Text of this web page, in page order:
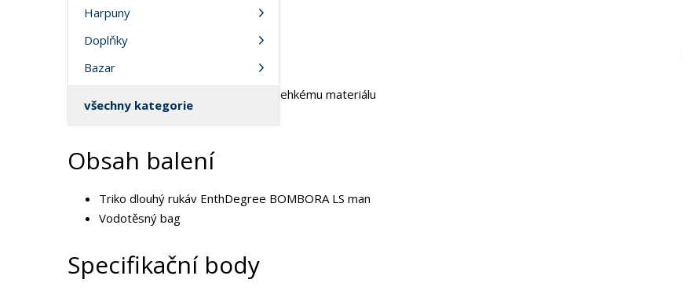
Harpuny
Doplňky
Bazar
všechny kategorie
Detailní popis
Jemná vnitřní podšívka
Vysoká tepelná izolace navzdory lehkému materiálu
UV 50+
Obsah balení
Triko dlouhý rukáv EnthDegree BOMBORA LS man
Vodotěsný bag
Specifikační body